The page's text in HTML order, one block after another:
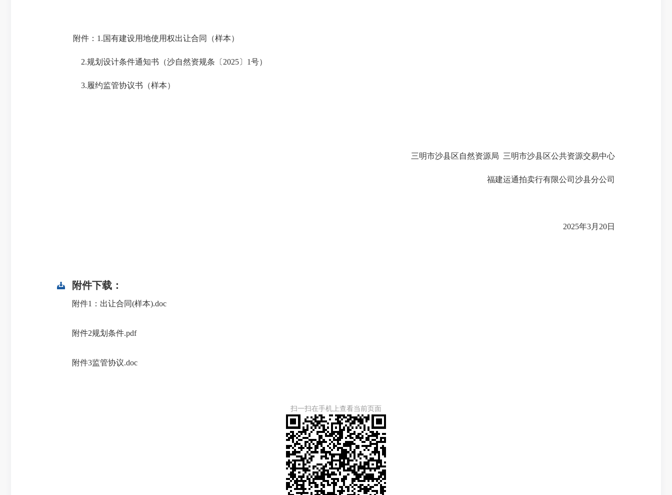
附件：1.国有建设用地使用权出让合同（样本）
2.规划设计条件通知书（沙自然资规条〔2025〕1号）
3.履约监管协议书（样本）
三明市沙县区自然资源局 三明市沙县区公共资源交易中心
福建运通拍卖行有限公司沙县分公司
2025年3月20日
附件下载：
附件1：出让合同(样本).doc
附件2规划条件.pdf
附件3监管协议.doc
扫一扫在手机上查看当前页面